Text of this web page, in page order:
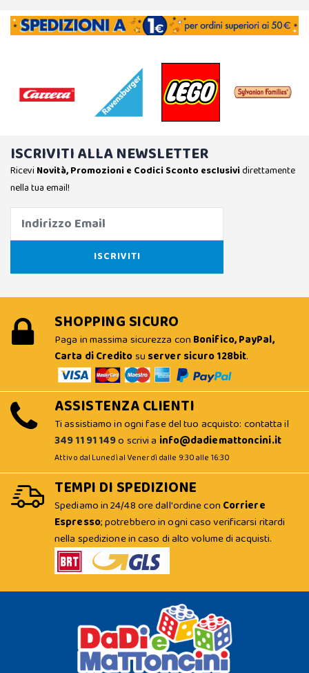
ISCRIVITI ALLA NEWSLETTER
Ricevi Novità, Promozioni e Codici Sconto esclusividirettamente
nella tua email!
SHOPPING SICURO
Paga in massima sicurezza con Bonifico, PayPal,
Carta di Creditosu server sicuro 128bit.
ASSISTENZA CLIENTI
Ti assistiamo in ogni fase del tuo acquisto: contatta il
349 11 91 149o scrivi a info@dadiemattoncini.it
Attivo dal Lunedì al Venerdì dalle 9:30 alle 16:30
TEMPI DI SPEDIZIONE
Spediamo in 24/48 ore dall'ordine con Corriere
Espresso; potrebbero in ogni caso verificarsi ritardi
nella spedizione in caso di alto volume di acquisti.